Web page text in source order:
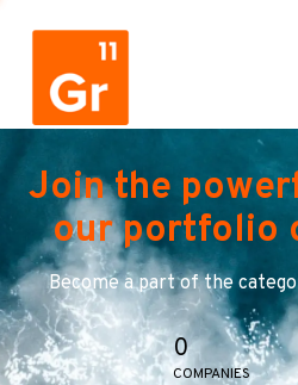
Join the
our portfolio
Become a part of the
0
COMPANIES